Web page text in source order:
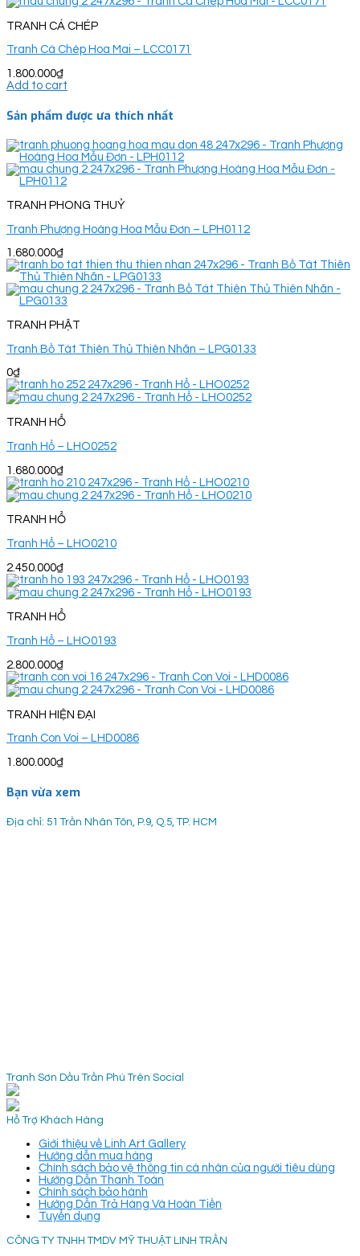
TRANH CÁ CHÉP
Tranh Cá Chép Hoa Mai – LCC0171
1.800.000₫
Add to cart
Sản phẩm được ưa thích nhất
TRANH PHONG THUỶ
Tranh Phượng Hoàng Hoa Mẫu Đơn – LPH0112
1.680.000₫
TRANH PHẬT
Tranh Bồ Tát Thiên Thủ Thiên Nhãn – LPG0133
0₫
TRANH HỔ
Tranh Hổ – LHO0252
1.680.000₫
TRANH HỔ
Tranh Hổ – LHO0210
2.450.000₫
TRANH HỔ
Tranh Hổ – LHO0193
2.800.000₫
TRANH HIỆN ĐẠI
Tranh Con Voi – LHD0086
1.800.000₫
Bạn vừa xem
Địa chỉ: 51 Trần Nhân Tôn, P.9, Q.5, TP. HCM
Tranh Sơn Dầu Trần Phú Trên Social
Hỗ Trợ Khách Hàng
Giới thiệu về Linh Art Gallery
Hướng dẫn mua hàng
Chính sách bảo vệ thông tin cá nhân của người tiêu dùng
Hướng Dẫn Thanh Toán
Chính sách bảo hành
Hướng Dẫn Trả Hàng Và Hoàn Tiền
Tuyển dụng
CÔNG TY TNHH TMDV MỸ THUẬT LINH TRẦN